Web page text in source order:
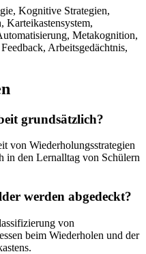
Kognitive Strategien,
Karteikastensystem,
Metakognition,
Arbeitsgedächtnis,
grundsätzlich?
von Wiederholungsstrategien
in den Lernalltag von Schülern
werden abgedeckt?
von
beim Wiederholen und der